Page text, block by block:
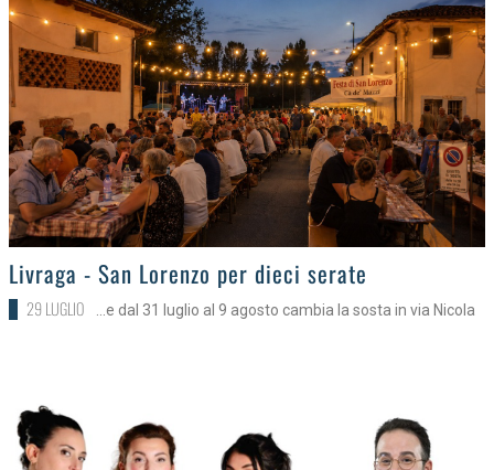
>Livraga - San Lorenzo per dieci serate
29 LUGLIO ...e dal 31 luglio al 9 agosto cambia la sosta in via Nicola